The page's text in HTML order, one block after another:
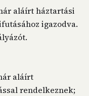
aláírt háztartási
igazodva.
aláírt
rendelkeznek;